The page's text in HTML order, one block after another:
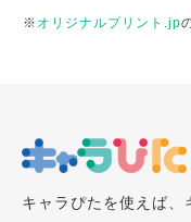
※ オリジナルプリント.jp
キャラぴたを使えば、